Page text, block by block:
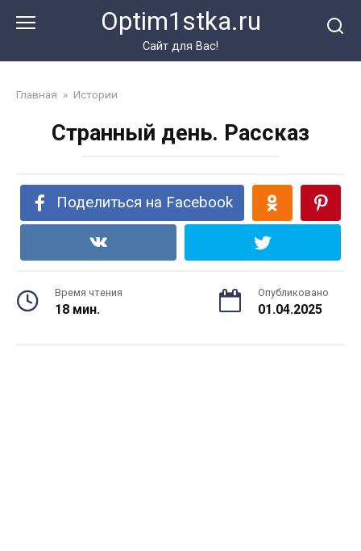
Optim1stka.ru
Сайт для Вас!
Главная » Истории
Странный день. Рассказ
Поделиться на Facebook
Время чтения
18 мин.
Опубликовано
01.04.2025